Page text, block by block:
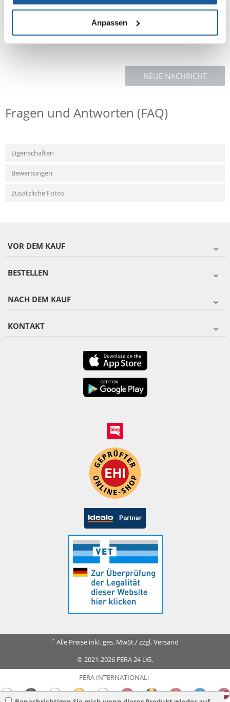
Anpassen
Sensorische Zusatzstoffe
NEUE NACHRICHT
Fragen und Antworten (FAQ)
Eigenschaften
Bewertungen
Zusätzliche Fotos
VOR DEM KAUF
BESTELLEN
NACH DEM KAUF
KONTAKT
* Alle Preise inkl. ges. MwSt./ zzgl. Versand
© 2021-2026 FERA 24 UG.
FERA INTERNATIONAL: